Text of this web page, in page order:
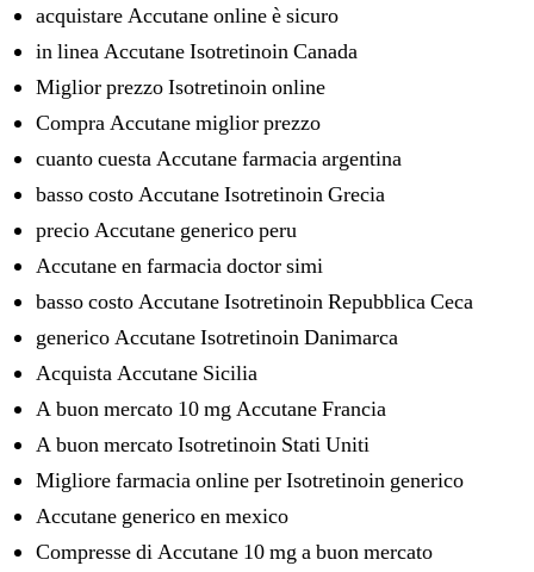
acquistare Accutane online è sicuro
in linea Accutane Isotretinoin Canada
Miglior prezzo Isotretinoin online
Compra Accutane miglior prezzo
cuanto cuesta Accutane farmacia argentina
basso costo Accutane Isotretinoin Grecia
precio Accutane generico peru
Accutane en farmacia doctor simi
basso costo Accutane Isotretinoin Repubblica Ceca
generico Accutane Isotretinoin Danimarca
Acquista Accutane Sicilia
A buon mercato 10 mg Accutane Francia
A buon mercato Isotretinoin Stati Uniti
Migliore farmacia online per Isotretinoin generico
Accutane generico en mexico
Compresse di Accutane 10 mg a buon mercato